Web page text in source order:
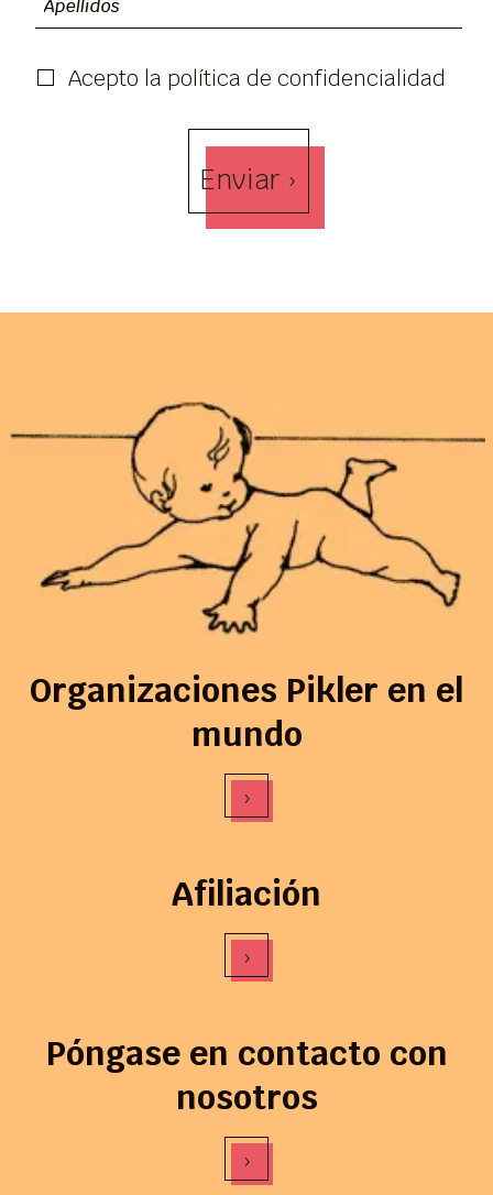
Acepto la política de confidencialidad
Enviar ›
Organizaciones Pikler en el
mundo
›
Afiliación
›
Póngase en contacto con
nosotros
›